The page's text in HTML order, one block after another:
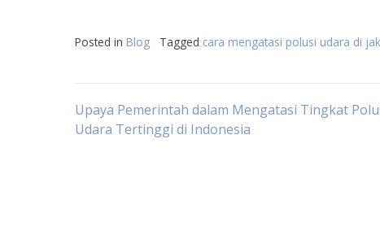
Posted in Blog Tagged cara mengatasi polusi udara di
Post
Upaya Pemerintah dalam Mengatasi Tingkat
Udara Tertinggi di Indonesia